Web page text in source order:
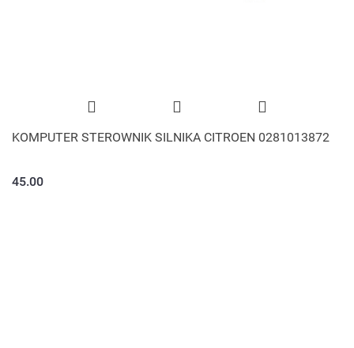
KOMPUTER STEROWNIK SILNIKA CITROEN 0281013872
45.00